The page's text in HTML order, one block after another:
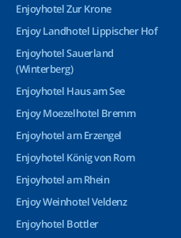
Enjoyhotel Zur Krone
Enjoy Landhotel Lippischer Hof
Enjoyhotel Sauerland
(Winterberg)
Enjoyhotel Haus am See
Enjoy Moezelhotel Bremm
Enjoyhotel am Erzengel
Enjoyhotel König von Rom
Enjoyhotel am Rhein
Enjoy Weinhotel Veldenz
Enjoyhotel Bottler